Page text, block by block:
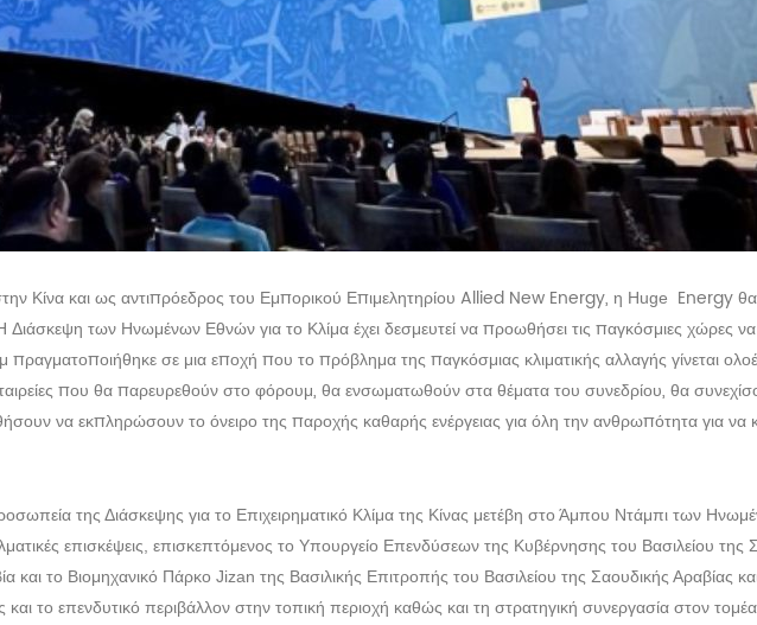
Κίνα και ως αντιπρόεδρος του Εμπορικού Επιμελητηρίου Allied New Energy, η Huge
Energy θα
των Ηνωμένων Εθνών για το Κλίμα έχει δεσμευτεί να προωθήσει τις παγκόσμιες χώρες
πραγματοποιήθηκε σε μια εποχή που το πρόβλημα της παγκόσμιας κλιματικής αλλαγής γίνεται
που θα παρευρεθούν στο φόρουμ, θα ενσωματωθούν στα θέματα του συνεδρίου, θα
να εκπληρώσουν το όνειρο της παροχής καθαρής ενέργειας για όλη την ανθρωπότητα για να
της Διάσκεψης για το Επιχειρηματικό Κλίμα της Κίνας μετέβη στο Άμπου Ντάμπι των
επισκέψεις, επισκεπτόμενος το Υπουργείο Επενδύσεων της Κυβέρνησης του Βασιλείου της
και το Βιομηχανικό Πάρκο Jizan της Βασιλικής Επιτροπής του Βασιλείου της Σαουδικής Αραβίας
και το επενδυτικό περιβάλλον στην τοπική περιοχή καθώς και τη στρατηγική συνεργασία στον